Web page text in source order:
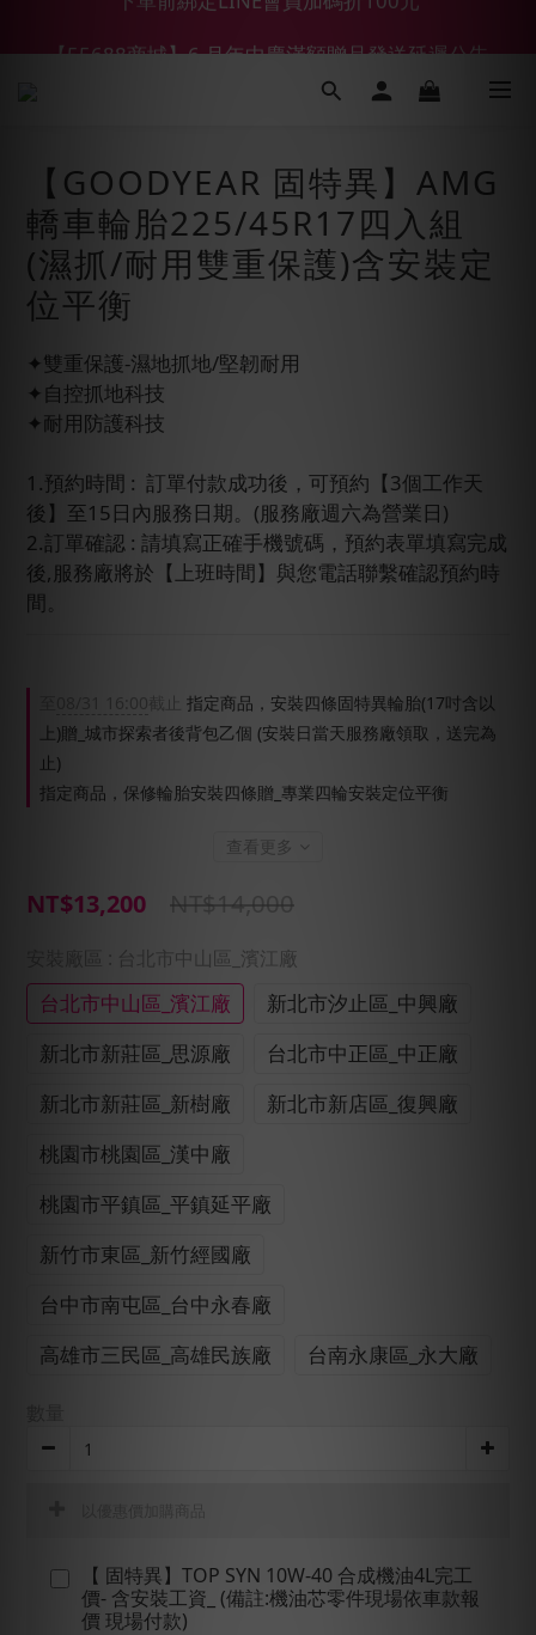
【鑽石熊/金熊新客首購限定】優惠搭車金
【GOODYEAR 固特異】AMG
轎車輪胎225/45R17四入組
(濕抓/耐用雙重保護)含安裝定
位平衡
✦雙重保護-濕地抓地/堅韌耐用
✦自控抓地科技
✦耐用防護科技
1.預約時間 :  訂單付款成功後，可預約【3個工作天
後】至15日內服務日期。(服務廠週六為營業日)
2.訂單確認 : 請填寫正確手機號碼，預約表單填寫完成
後,服務廠將於【上班時間】與您電話聯繫確認預約時
間。
截止 指定商品，安裝四條固特異輪胎(17吋含以
上)贈_城市探索者後背包乙個 (安裝日當天服務廠領取，送完為
止)
指定商品，保修輪胎安裝四條贈_專業四輪安裝定位平衡
查看更多
NT$13,200 NT$14,000
: 台北市中山區_濱江廠
台北市中山區_濱江廠
新北市汐止區_中興廠
新北市新莊區_思源廠
台北市中正區_中正廠
新北市新莊區_新樹廠
新北市新店區_復興廠
桃園市桃園區_漢中廠
桃園市平鎮區_平鎮延平廠
新竹市東區_新竹經國廠
台中市南屯區_台中永春廠
高雄市三民區_高雄民族廠
台南永康區_永大廠
【 固特異】TOP SYN 10W-40 合成機油4L完工
價- 含安裝工資_ (備註:機油芯零件現場依車款報
價 現場付款)